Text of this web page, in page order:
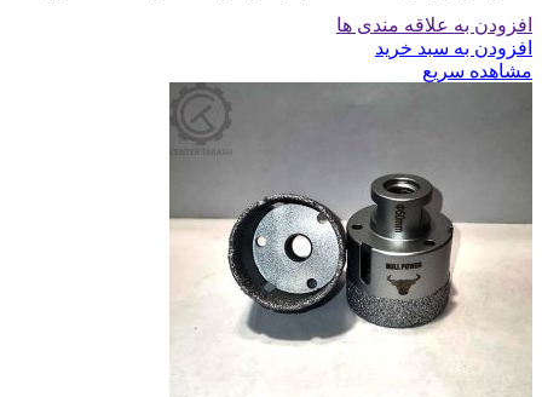
افزودن به علاقه مندی ها
افزودن به سبد خرید
مشاهده سریع